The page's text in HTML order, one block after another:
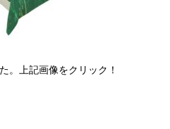
。上記画像をクリック！